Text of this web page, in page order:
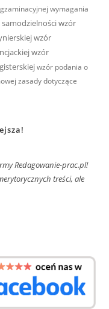
wymagania
wzór
wzór
wzór
wzór podania o
zasady dotyczące
Redagowanie-prac.pl!
treści, ale